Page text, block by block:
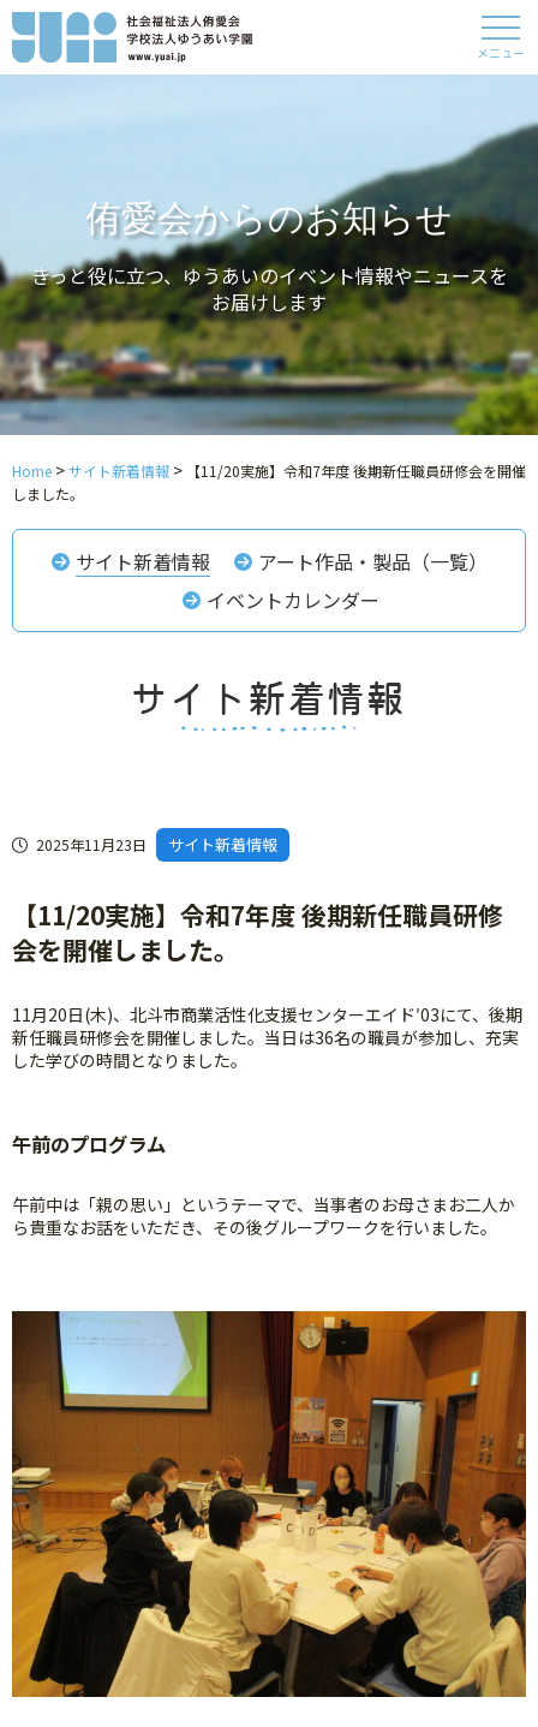
メニュー
侑愛会からのお知らせ
きっと役に立つ、ゆうあいのイベント情報やニュースを
お届けします
Home >サイト新着情報 >
【11/20実施】令和7年度 後期新任職員研修会を開催
しました。
サイト新着情報
アート作品・製品（一覧）
イベントカレンダー
2025年11月23日 サイト新着情報
【11/20実施】令和7年度 後期新任職員研修
会を開催しました。
11月20日(木)、北斗市商業活性化支援センターエイド′03にて、後期
新任職員研修会を開催しました。当日は36名の職員が参加し、充実
した学びの時間となりました。
午前のプログラム
午前中は「親の思い」というテーマで、当事者のお母さまお二人か
ら貴重なお話をいただき、その後グループワークを行いました。